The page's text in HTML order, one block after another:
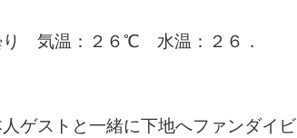
り 気温：２６℃ 水温：２６．
ゲストと一緒に下地へファンダイビ